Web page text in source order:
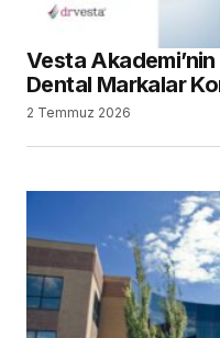
Vesta
Dental Markalar
2 Temmuz 2026